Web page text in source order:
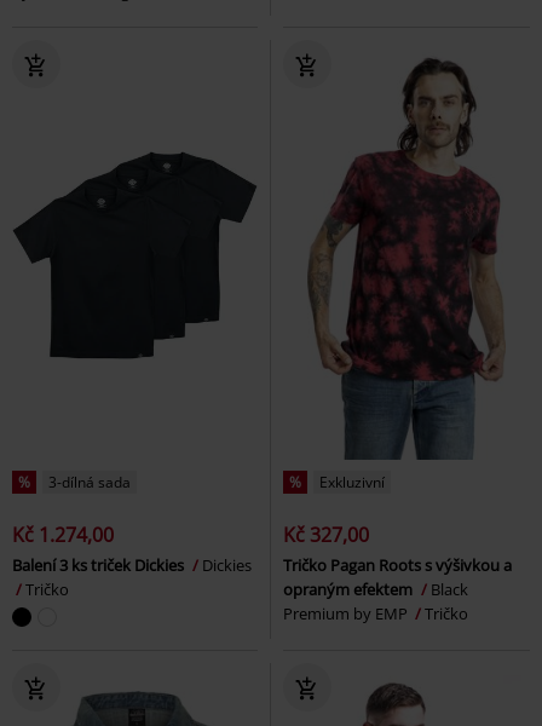
% 3-dílná sada
Kč 1.274,00
Balení 3 ks triček Dickies
Dickies
Tričko
% Exkluzivní
Kč 327,00
Tričko Pagan Roots s výšivkou a
opraným efektem
Black
Premium by EMP
Tričko